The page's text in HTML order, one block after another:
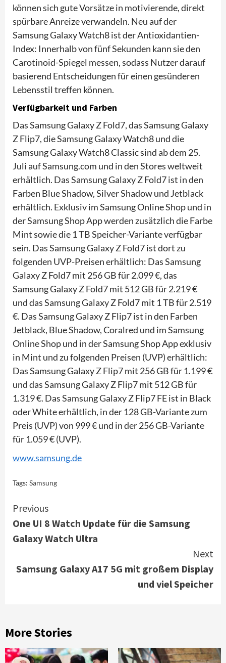
können sich gute Vorsätze in motivierende, direkt
spürbare Anreize verwandeln. Neu auf der
Samsung Galaxy Watch8 ist der Antioxidantien-
Index: Innerhalb von fünf Sekunden kann sie den
Carotinoid-Spiegel messen, sodass Nutzer darauf
basierend Entscheidungen für einen gesünderen
Lebensstil treffen können.
Verfügbarkeit und Farben
Das Samsung Galaxy Z Fold7, das Samsung Galaxy
Z Flip7, die Samsung Galaxy Watch8 und die
Samsung Galaxy Watch8 Classic sind ab dem 25.
Juli auf Samsung.com und in den Stores weltweit
erhältlich. Das Samsung Galaxy Z Fold7 ist in den
Farben Blue Shadow, Silver Shadow und Jetblack
erhältlich. Exklusiv im Samsung Online Shop und in
der Samsung Shop App werden zusätzlich die Farbe
Mint sowie die 1 TB Speicher-Variante verfügbar
sein. Das Samsung Galaxy Z Fold7 ist dort zu
folgenden UVP-Preisen erhältlich: Das Samsung
Galaxy Z Fold7 mit 256 GB für 2.099 €, das
Samsung Galaxy Z Fold7 mit 512 GB für 2.219 €
und das Samsung Galaxy Z Fold7 mit 1 TB für 2.519
€. Das Samsung Galaxy Z Flip7 ist in den Farben
Jetblack, Blue Shadow, Coralred und im Samsung
Online Shop und in der Samsung Shop App exklusiv
in Mint und zu folgenden Preisen (UVP) erhältlich:
Das Samsung Galaxy Z Flip7 mit 256 GB für 1.199 €
und das Samsung Galaxy Z Flip7 mit 512 GB für
1.319 €. Das Samsung Galaxy Z Flip7 FE ist in Black
oder White erhältlich, in der 128 GB-Variante zum
Preis (UVP) von 999 € und in der 256 GB-Variante
für 1.059 € (UVP).
www.samsung.de
Tags: Samsung
Continue
Reading
Previous
One UI 8 Watch Update für die Samsung
Galaxy Watch Ultra
Next
Samsung Galaxy A17 5G mit großem Display
und viel Speicher
More Stories